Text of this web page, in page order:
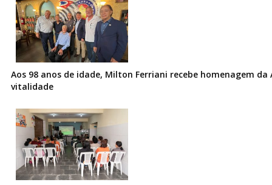
Aos 98 anos de idade, Milton Ferriani recebe homenagem da
vitalidade